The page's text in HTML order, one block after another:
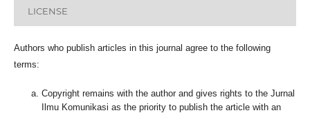
LICENSE
Authors who publish articles in this journal agree to the following
terms:
Copyright remains with the author and gives rights to the Jurnal
Ilmu Komunikasi as the priority to publish the article with an